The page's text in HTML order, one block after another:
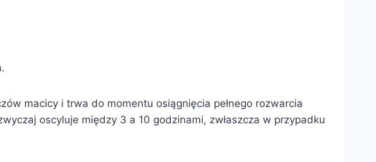
macicy i trwa do momentu osiągnięcia pełnego rozwarcia
oscyluje między 3 a 10 godzinami, zwłaszcza w przypadku